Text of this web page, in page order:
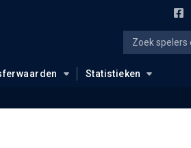
Statistieken